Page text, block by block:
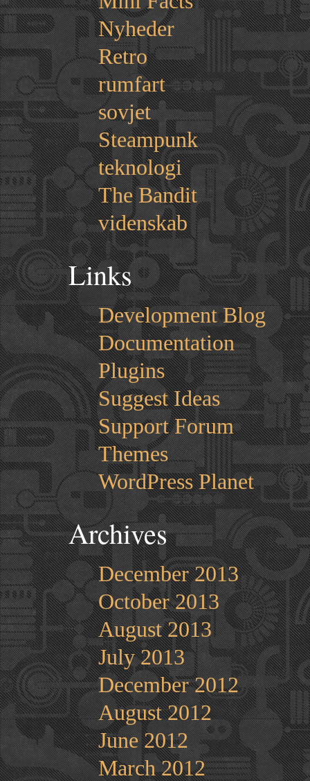
Nyheder
Retro
rumfart
sovjet
Steampunk
teknologi
The Bandit
videnskab
Links
Development Blog
Documentation
Plugins
Suggest Ideas
Support Forum
Themes
WordPress Planet
Archives
December 2013
October 2013
August 2013
July 2013
December 2012
August 2012
June 2012
March 2012